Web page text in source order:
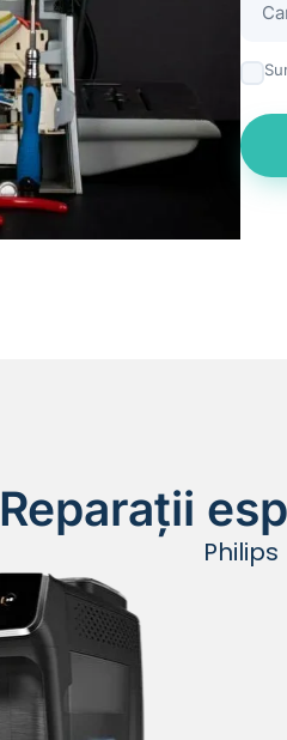
Reparații
Philips